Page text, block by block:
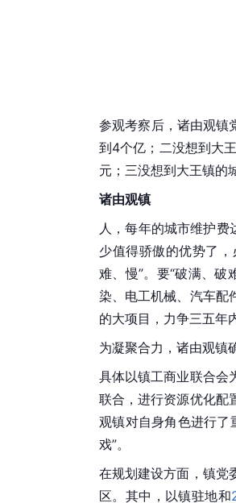
参观考察后，诸由观镇
到4个亿；二没想到大
元；三没想到大王镇的
诸由观镇
人，每年的城市维护
少值得骄傲的优势了
难、慢”。要“破满、
染、电工机械、汽车配
的大项目，力争三五年
为凝聚合力，诸由观镇
具体以镇工商业联合会
联合，进行资源优化配
观镇对自身角色进行了
戏”。
在规划建设方面，镇党
区。其中，以镇驻地和